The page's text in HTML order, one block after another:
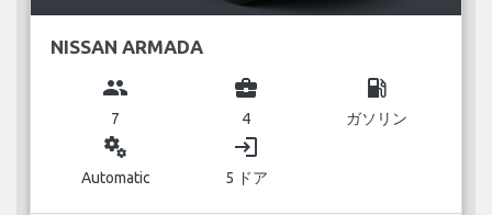
NISSAN ARMADA
group
7
business_center
4
local_gas_station
ガソリン
miscellaneous_services
Automatic
login
5 ドア